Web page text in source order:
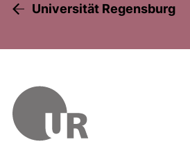
Universität Regensburg